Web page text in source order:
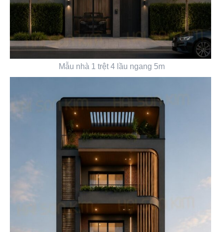
Mẫu nhà 1 trệt 4 lầu ngang 5m